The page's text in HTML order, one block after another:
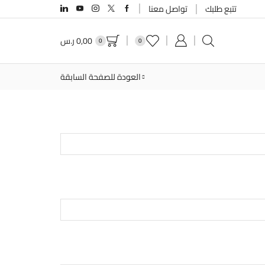
تتبع طلبك تواصل معنا
0
0
0,00ر.س
العودة للصفحة السابقة